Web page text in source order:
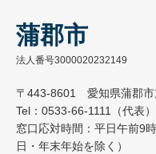
蒲郡市
法人番号3000020232149
〒443-8601 愛知県蒲郡市
Tel：0533-66-1111（代表）
窓口応対時間：平日午前9
日・年末年始を除く）